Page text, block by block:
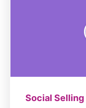
Social Selling